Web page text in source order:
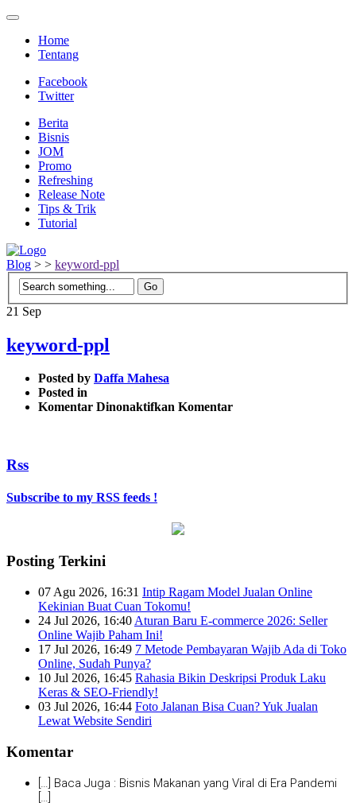
Home
Tentang
Facebook
Twitter
Berita
Bisnis
JOM
Promo
Refreshing
Release Note
Tips & Trik
Tutorial
Blog > > keyword-ppl
21 Sep
keyword-ppl
Posted by Daffa Mahesa
Posted in
Komentar Dinonaktifkan pada
Komentar
Rss
Subscribe to my RSS feeds !
Posting Terkini
07 Agu 2026, 16:31 Intip Ragam Model Jualan Online
Kekinian Buat Cuan Tokomu!
24 Jul 2026, 16:40 Aturan Baru E-commerce 2026: Seller
Online Wajib Paham Ini!
17 Jul 2026, 16:49 7 Metode Pembayaran Wajib Ada di Toko
Online, Sudah Punya?
10 Jul 2026, 16:45 Rahasia Bikin Deskripsi Produk Laku
Keras & SEO-Friendly!
03 Jul 2026, 16:44 Foto Jalanan Bisa Cuan? Yuk Jualan
Lewat Website Sendiri
Komentar
[…] Baca Juga : Bisnis Makanan yang Viral di Era Pandemi